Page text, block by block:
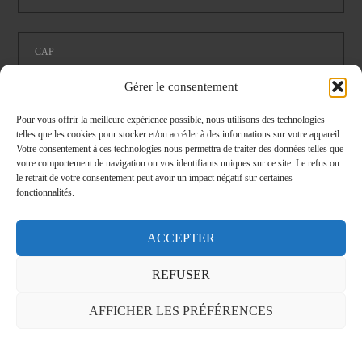
Gérer le consentement
Pour vous offrir la meilleure expérience possible, nous utilisons des technologies
telles que les cookies pour stocker et/ou accéder à des informations sur votre appareil.
Votre consentement à ces technologies nous permettra de traiter des données telles que
votre comportement de navigation ou vos identifiants uniques sur ce site. Le refus ou
le retrait de votre consentement peut avoir un impact négatif sur certaines
fonctionnalités.
ACCEPTER
REFUSER
AFFICHER LES PRÉFÉRENCES
Restauration
Logistique
Pièce détachées cataloghe 2024